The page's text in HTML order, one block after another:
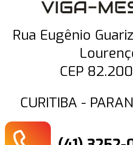
Rua Eugênio
CEP
CURITIBA -